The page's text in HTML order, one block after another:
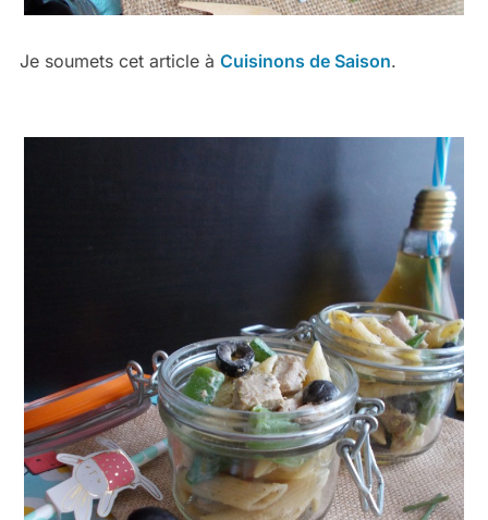
Je soumets cet article à Cuisinons de Saison.